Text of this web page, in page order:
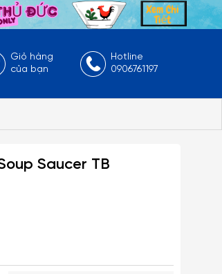
Giỏ hàng
của bạn
Hotline
0906761197
Saucer TB